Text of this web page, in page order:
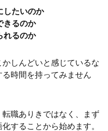
したいのか
きるのか
れるのか
しんどいと感じているな
時間を持ってみません
職ありきではなく、まず
することから始めます。